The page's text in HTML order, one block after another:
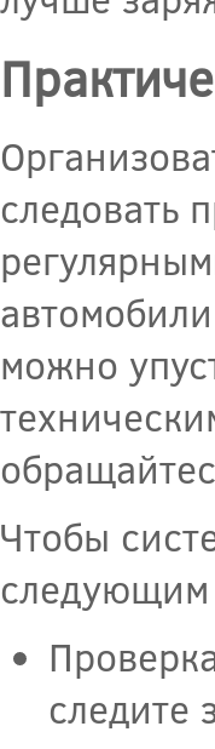
следовать
можно
Чтобы
следующим
следите